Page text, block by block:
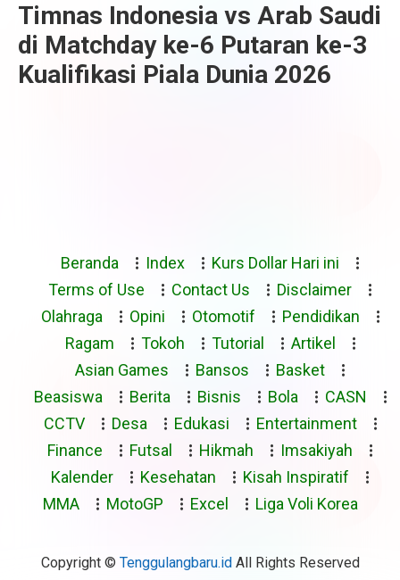
Timnas Indonesia vs Arab Saudi
di Matchday ke-6 Putaran ke-3
Kualifikasi Piala Dunia 2026
Beranda Index
Kurs Dollar Hari ini
Terms of Use
Contact Us
Disclaimer
Olahraga
Opini Otomotif
Pendidikan
Ragam
Tokoh Tutorial
Artikel
Asian Games
Bansos
Basket
Beasiswa
Berita Bisnis Bola
CASN
CCTV
Desa Edukasi
Entertainment
Finance
Futsal Hikmah
Imsakiyah
Kalender
Kesehatan
Kisah Inspiratif
MMA
MotoGP Excel Liga Voli Korea
Copyright © Tenggulangbaru.idAll Rights Reserved